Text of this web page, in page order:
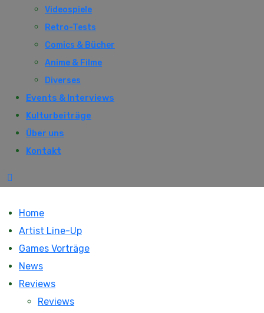
Videospiele
Retro-Tests
Comics & Bücher
Anime & Filme
Diverses
Events & Interviews
Kulturbeiträge
Über uns
Kontakt
Home
Artist Line-Up
Games Vorträge
News
Reviews
Reviews